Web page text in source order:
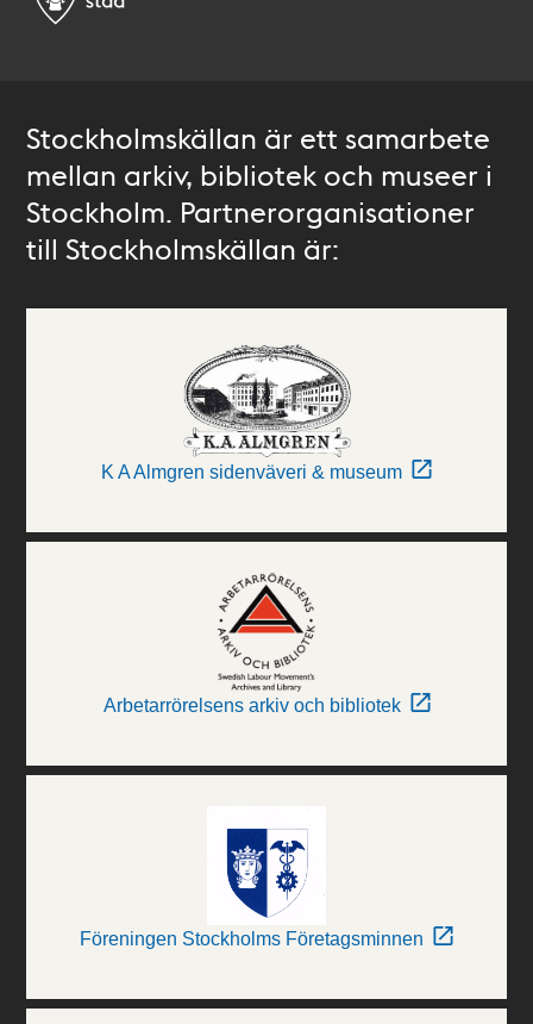
Stockholmskällan är ett samarbete
mellan arkiv, bibliotek och museer i
Stockholm. Partnerorganisationer
till Stockholmskällan är:
K A Almgren sidenväveri & museum
Arbetarrörelsens arkiv och bibliotek
Föreningen Stockholms Företagsminnen